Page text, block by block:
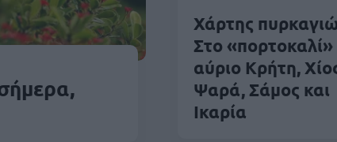
Χάρτης
Στο «πορτοκαλί»
αύριο Κρήτη,
Ψαρά, Σάμος και
Ικαρία